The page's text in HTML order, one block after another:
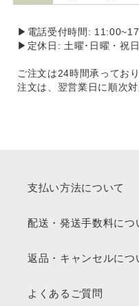
▶電話受付時間:
▶定休日: 土曜･日曜・祝日
ご注文は24時間承ってお
注文は、翌営業日に順次
支払い方法について
配送・発送手数料につ
返品・キャンセルにつ
よくあるご質問